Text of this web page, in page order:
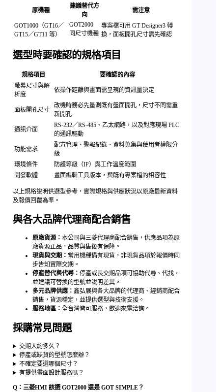
原機種
建議替代方
向
需注意
GOT1000（GT16／
GT15／GT11 等）
GOT2000
同尺寸機種
專案檔可用 GT Designer3 轉
換，面板開孔尺寸需先確認
選型時要確認的規格項目
規格項目
要確認的內容
螢幕尺寸與解
析度
依操作距離與畫面需呈現的資訊量決定
面板開孔尺寸
改機時務必先量測既有盤面開孔，尺寸不同需重
新開孔
通訊介面
RS-232／RS-485、乙太網路，以及對應現場 PLC
的通訊驅動
功能需求
配方管理、警報紀錄、資料蒐集與使用者權限分
級
環境條件
防護等級（IP）與工作溫度範圍
開發軟體
畫面編輯工具版本，與既有專案檔的相容性
以上規格說明供選型參考，實際規格與供應狀況以原廠最新資料
及報價回覆為準。
與各大品牌代理商配合銷售
原廠貨源：本公司與三菱代理商配合銷售，供應品項為原
廠貨源正品，品質與售後有保障。
現貨與交期： 常用機種備有現貨，非現貨品項於報價時同
步告知實際交期。
停產替代與代尋：停產或長交期品項可協助代尋、代找，
並建議可替換的型號並說明差異。
多元品牌供應：鑫弘展與各大品牌的代理商、經銷商配合
銷售，貨源穩定，並提供選型與技術支援。
服務地區：全台灣皆可服務，歡迎來電洽詢。
採購常見問題
交期大約多久？
停產或缺貨的型號怎麼辦？
不確定要選哪個尺寸？
有提供畫面設計服務嗎？
Q：三菱HMI 該選 GOT2000 還是 GOT SIMPLE？